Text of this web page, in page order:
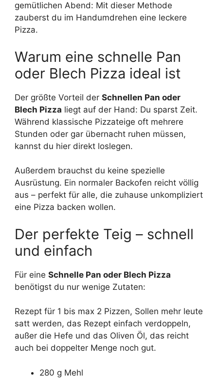
gemütlichen Abend: Mit dieser Methode
zauberst du im Handumdrehen eine leckere
Pizza.
Warum eine schnelle Pan
oder Blech Pizza ideal ist
Der größte Vorteil der Schnellen Pan oder
Blech Pizza liegt auf der Hand: Du sparst Zeit.
Während klassische Pizzateige oft mehrere
Stunden oder gar übernacht ruhen müssen,
kannst du hier direkt loslegen.
Außerdem brauchst du keine spezielle
Ausrüstung. Ein normaler Backofen reicht völlig
aus – perfekt für alle, die zuhause unkompliziert
eine Pizza backen wollen.
Der perfekte Teig – schnell
und einfach
Für eine Schnelle Pan oder Blech Pizza
benötigst du nur wenige Zutaten:
Rezept für 1 bis max 2 Pizzen, Sollen mehr leute
satt werden, das Rezept einfach verdoppeln,
außer die Hefe und das Oliven Öl, das reicht
auch bei doppelter Menge noch gut.
280 g Mehl